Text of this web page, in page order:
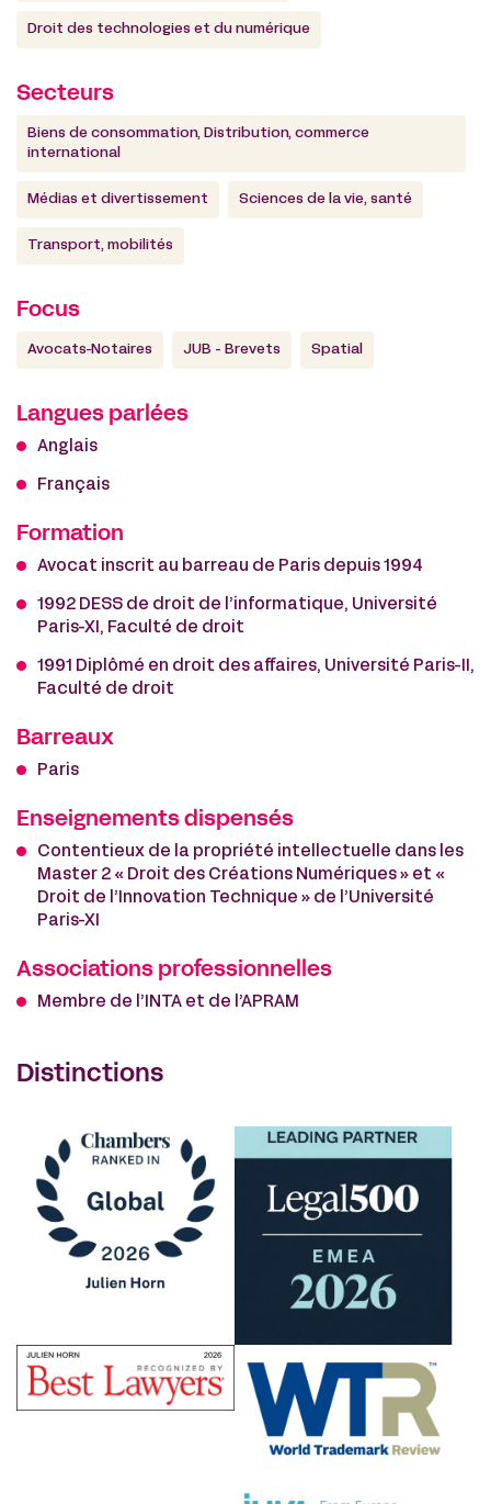
Droit des technologies et du numérique
Secteurs
Biens de consommation, Distribution, commerce
international
Médias et divertissement Sciences de la vie, santé
Transport, mobilités
Focus
Avocats-Notaires JUB - Brevets Spatial
Langues parlées
Anglais
Français
Formation
Avocat inscrit au barreau de Paris depuis 1994
1992 DESS de droit de l’informatique, Université
Paris-XI, Faculté de droit
1991 Diplômé en droit des affaires, Université Paris-II,
Faculté de droit
Barreaux
Paris
Enseignements dispensés
Contentieux de la propriété intellectuelle dans les
Master 2 « Droit des Créations Numériques » et «
Droit de l’Innovation Technique » de l’Université
Paris-XI
Associations professionnelles
Membre de l’INTA et de l’APRAM
Distinctions